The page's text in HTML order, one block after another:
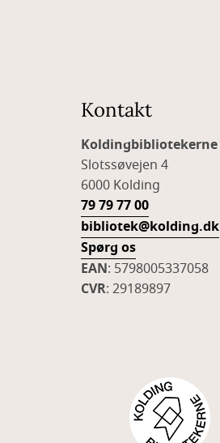
Kontakt
Koldingbibliotekerne
Slotssøvejen 4
6000 Kolding
79 79 77 00
bibliotek@kolding.dk
Spørg os
EAN: 5798005337058
CVR: 29189897